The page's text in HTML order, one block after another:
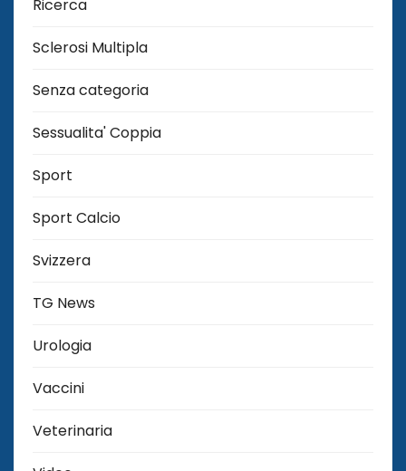
Ricerca
Sclerosi Multipla
Senza categoria
Sessualita' Coppia
Sport
Sport Calcio
Svizzera
TG News
Urologia
Vaccini
Veterinaria